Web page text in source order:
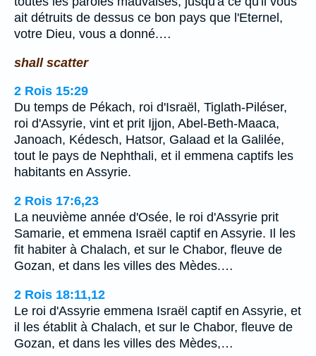
ait détruits de dessus ce bon pays que l'Eternel,
votre Dieu, vous a donné.…
shall scatter
2 Rois 15:29
Du temps de Pékach, roi d'Israël, Tiglath-Piléser,
roi d'Assyrie, vint et prit Ijjon, Abel-Beth-Maaca,
Janoach, Kédesch, Hatsor, Galaad et la Galilée,
tout le pays de Nephthali, et il emmena captifs les
habitants en Assyrie.
2 Rois 17:6,23
La neuvième année d'Osée, le roi d'Assyrie prit
Samarie, et emmena Israël captif en Assyrie. Il les
fit habiter à Chalach, et sur le Chabor, fleuve de
Gozan, et dans les villes des Mèdes.…
2 Rois 18:11,12
Le roi d'Assyrie emmena Israël captif en Assyrie, et
il les établit à Chalach, et sur le Chabor, fleuve de
Gozan, et dans les villes des Mèdes,…